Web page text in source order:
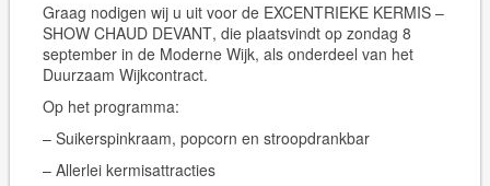
Graag nodigen wij u uit voor de EXCENTRIEKE KERMIS –
SHOW CHAUD DEVANT, die plaatsvindt op zondag 8
septemberin de Moderne Wijk, als onderdeel van het
Duurzaam Wijkcontract.
Op het programma:
– Suikerspinkraam, popcorn en stroopdrankbar
– Allerlei kermisattracties